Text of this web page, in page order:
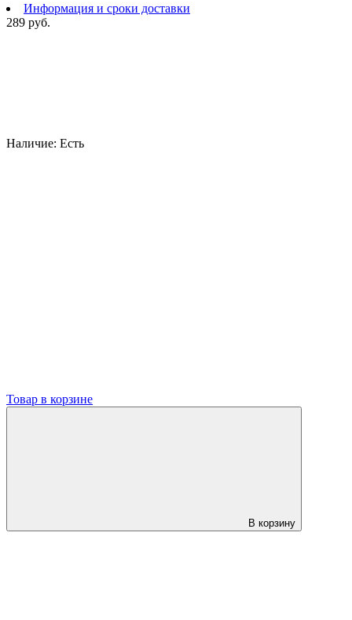
Информация и сроки доставки
289 руб.
Наличие: Есть
Товар в корзине
В корзину